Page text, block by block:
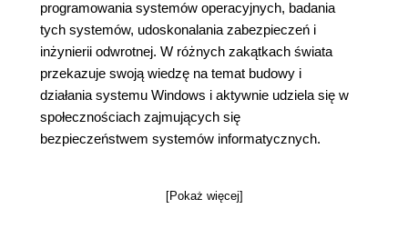
programowania systemów operacyjnych, badania
tych systemów, udoskonalania zabezpieczeń i
inżynierii odwrotnej. W różnych zakątkach świata
przekazuje swoją wiedzę na temat budowy i
działania systemu Windows i aktywnie udziela się w
społecznościach zajmujących się
bezpieczeństwem systemów informatycznych.
[Pokaż więcej]